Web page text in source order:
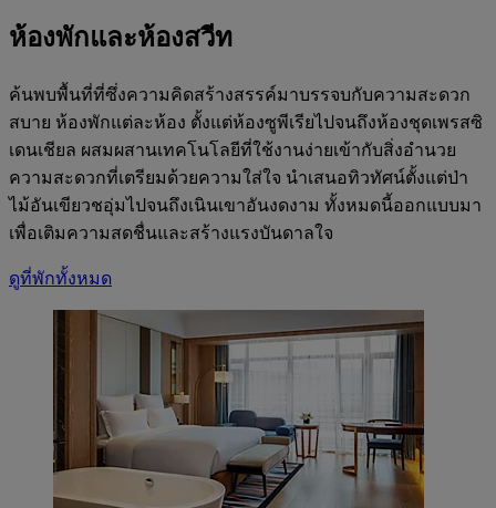
ห้องพักและห้องสวีท
ค้นพบพื้นที่ที่ซึ่งความคิดสร้างสรรค์มาบรรจบกับความสะดวก
สบาย ห้องพักแต่ละห้อง ตั้งแต่ห้องซูพีเรียไปจนถึงห้องชุดเพรสซิ
เดนเชียล ผสมผสานเทคโนโลยีที่ใช้งานง่ายเข้ากับสิ่งอำนวย
ความสะดวกที่เตรียมด้วยความใส่ใจ นำเสนอทิวทัศน์ตั้งแต่ป่า
ไม้อันเขียวชอุ่มไปจนถึงเนินเขาอันงดงาม ทั้งหมดนี้ออกแบบมา
เพื่อเติมความสดชื่นและสร้างแรงบันดาลใจ
ดูที่พักทั้งหมด